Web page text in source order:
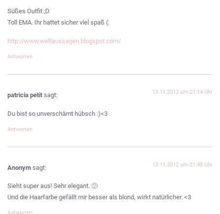
Süßes Outfit ;D
Toll EMA. Ihr hattet sicher viel spaß (:
http://www.weltaussagen.blogspot.com/
Antworten
patricia petit sagt: 13.11.2012 um 21:14 Uhr
Du bist so unverschämt hübsch :)<3
Antworten
Anonym sagt: 13.11.2012 um 21:48 Uhr
Sieht super aus! Sehr elegant. 🙂
Und die Haarfarbe gefällt mir besser als blond, wirkt natürlicher. <3